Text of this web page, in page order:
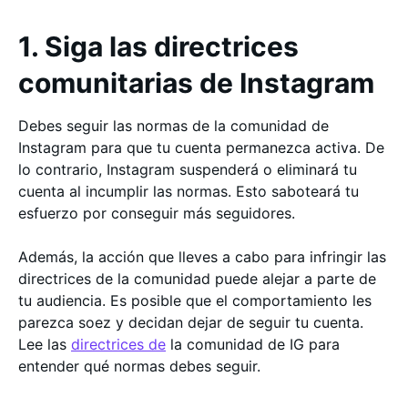
1. Siga las directrices
comunitarias de Instagram
Debes seguir las normas de la comunidad de
Instagram para que tu cuenta permanezca activa. De
lo contrario, Instagram suspenderá o eliminará tu
cuenta al incumplir las normas. Esto saboteará tu
esfuerzo por conseguir más seguidores.
Además, la acción que lleves a cabo para infringir las
directrices de la comunidad puede alejar a parte de
tu audiencia. Es posible que el comportamiento les
parezca soez y decidan dejar de seguir tu cuenta.
Lee las directrices de la comunidad de IG para
entender qué normas debes seguir.